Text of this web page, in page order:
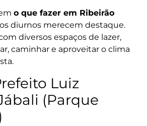
o que fazer em Ribeirão
diurnos merecem destaque.
diversos espaços de lazer,
caminhar e aproveitar o clima
Luiz
(Parque